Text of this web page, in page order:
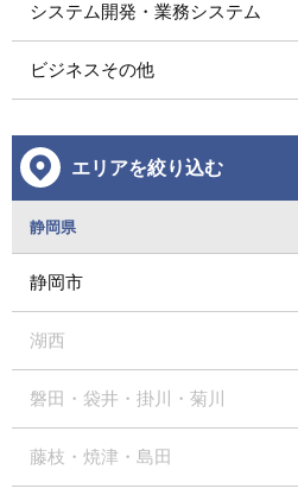
システム開発・業務システム
ビジネスその他
エリアを絞り込む
静岡県
静岡市
湖西
磐田・袋井・掛川・菊川
藤枝・焼津・島田